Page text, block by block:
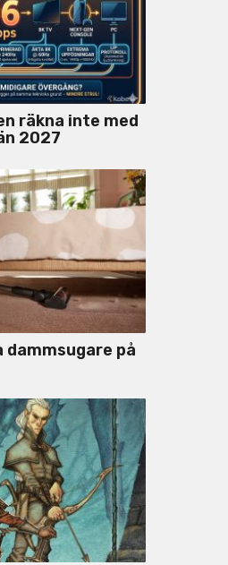
räkna inte med
2027
dammsugare på